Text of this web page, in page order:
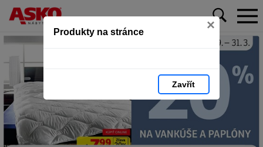
Produkty na stránce ×
Zavřít